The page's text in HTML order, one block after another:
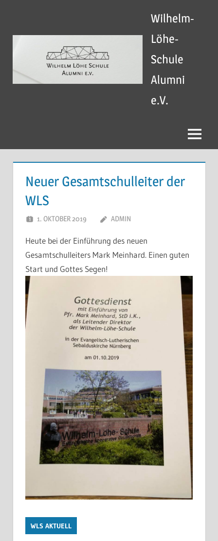
springen
Wilhelm-
Löhe-
Schule
Alumni
e.V.
Menü
Neuer Gesamtschulleiter der
WLS
1. OKTOBER 2019 ADMIN
Heute bei der Einführung des neuen
Gesamtschulleiters Mark Meinhard. Einen guten
Start und Gottes Segen!
WLS AKTUELL